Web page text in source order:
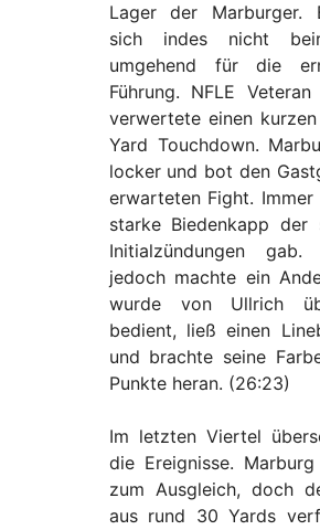
Lager der Marburger.
sich indes nicht
umgehend für die
Führung. NFLE
verwertete einen
Yard Touchdown.
locker und bot den
erwarteten Fight.
starke Biedenkapp der
Initialzündungen
jedoch machte ein
wurde von Ullrich
bedient, ließ einen
und brachte seine
Punkte heran. (26:23)
Im letzten Viertel
die Ereignisse.
zum Ausgleich, doch
aus rund 30 Yards